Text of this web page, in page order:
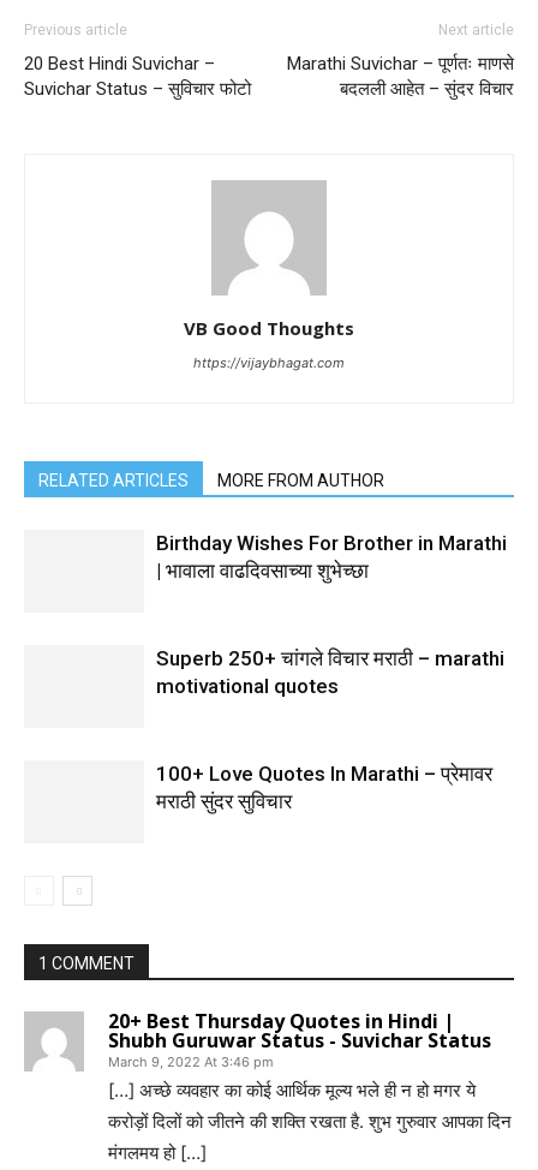
Previous article
20 Best Hindi Suvichar –
Suvichar Status – सुविचार फोटो
Next article
Marathi Suvichar – पूर्णतः माणसे
बदलली आहेत – सुंदर विचार
VB Good Thoughts
https://vijaybhagat.com
RELATED ARTICLES MORE FROM AUTHOR
Birthday Wishes For Brother in Marathi
| भावाला वाढदिवसाच्या शुभेच्छा
Superb 250+ चांगले विचार मराठी – marathi
motivational quotes
100+ Love Quotes In Marathi – प्रेमावर
मराठी सुंदर सुविचार
1 COMMENT
20+ Best Thursday Quotes in Hindi |
Shubh Guruwar Status - Suvichar Status
March 9, 2022 At 3:46 pm
[…] अच्छे व्यवहार का कोई आर्थिक मूल्य भले ही न हो मगर ये
करोड़ों दिलों को जीतने की शक्ति रखता है. शुभ गुरुवार आपका दिन
मंगलमय हो […]